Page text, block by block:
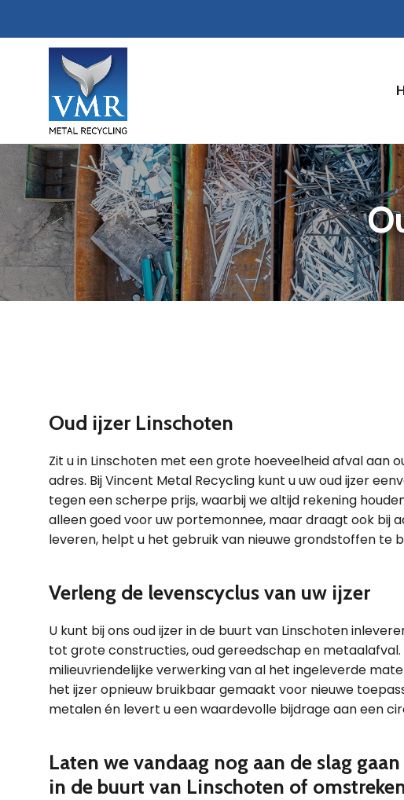
Oud ijzer Linschoten
Zit u in Linschoten met een grote hoeveelheid afval aan
adres. Bij Vincent Metal Recycling kunt u uw oud ijzer
tegen een scherpe prijs, waarbij we altijd rekening
alleen goed voor uw portemonnee, maar draagt ook bij
leveren, helpt u het gebruik van nieuwe grondstoffen te
Verleng de levenscyclus van uw ijzer
U kunt bij ons oud ijzer in de buurt van Linschoten
tot grote constructies, oud gereedschap en metaalafval.
milieuvriendelijke verwerking van al het ingeleverde
het ijzer opnieuw bruikbaar gemaakt voor nieuwe
metalen én levert u een waardevolle bijdrage aan een
Laten we vandaag nog aan de slag
in de buurt van Linschoten of